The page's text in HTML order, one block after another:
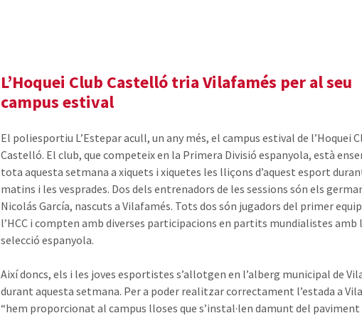
L’Hoquei Club Castelló tria Vilafamés per al seu
campus estival
El poliesportiu L’Estepar acull, un any més, el campus estival de l’Hoquei
Castelló. El club, que competeix en la Primera Divisió espanyola, està
tota aquesta setmana a xiquets i xiquetes les lliçons d’aquest esport
matins i les vesprades. Dos dels entrenadors de les sessions són els
Nicolás García, nascuts a Vilafamés. Tots dos són jugadors del primer
l’HCC i compten amb diverses participacions en partits mundialistes amb
selecció espanyola.
Així doncs, els i les joves esportistes s’allotgen en l’alberg municipal de
durant aquesta setmana. Per a poder realitzar correctament l’estada a
“hem proporcionat al campus lloses que s’instal·len damunt del paviment